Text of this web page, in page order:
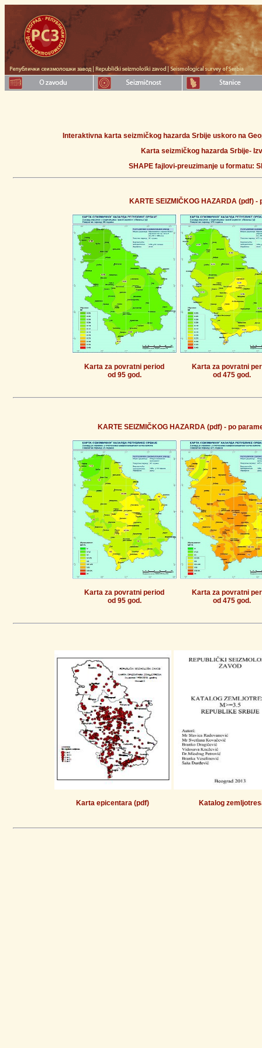
Interaktivna karta seizmičkog hazarda Srbije uskoro na
Karta seizmičkog hazarda Srbije-
SHAPE fajlovi-preuzimanje u formatu:
KARTE SEIZMIČKOG HAZARDA (pdf)
Karta za povratni period
od 95 god.
Karta za povratni
od 475 god.
KARTE SEIZMIČKOG HAZARDA (pdf) - po
Karta za povratni period
od 95 god.
Karta za povratni
od 475 god.
Karta epicentara (pdf) Katalog